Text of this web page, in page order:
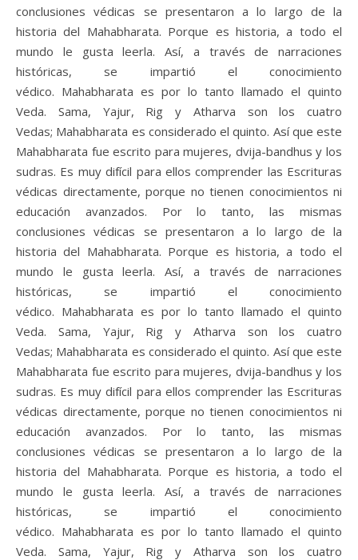
conclusiones védicas se presentaron a lo largo de la
historia del Mahabharata. Porque es historia, a todo el
mundo le gusta leerla. Así, a través de narraciones
históricas, se impartió el conocimiento
védico. Mahabharata es por lo tanto llamado el quinto
Veda. Sama, Yajur, Rig y Atharva son los cuatro
Vedas; Mahabharata es considerado el quinto. Así que este
Mahabharata fue escrito para mujeres, dvija-bandhus y los
sudras. Es muy difícil para ellos comprender las Escrituras
védicas directamente, porque no tienen conocimientos ni
educación avanzados. Por lo tanto, las mismas
conclusiones védicas se presentaron a lo largo de la
historia del Mahabharata. Porque es historia, a todo el
mundo le gusta leerla. Así, a través de narraciones
históricas, se impartió el conocimiento
védico. Mahabharata es por lo tanto llamado el quinto
Veda. Sama, Yajur, Rig y Atharva son los cuatro
Vedas; Mahabharata es considerado el quinto. Así que este
Mahabharata fue escrito para mujeres, dvija-bandhus y los
sudras. Es muy difícil para ellos comprender las Escrituras
védicas directamente, porque no tienen conocimientos ni
educación avanzados. Por lo tanto, las mismas
conclusiones védicas se presentaron a lo largo de la
historia del Mahabharata. Porque es historia, a todo el
mundo le gusta leerla. Así, a través de narraciones
históricas, se impartió el conocimiento
védico. Mahabharata es por lo tanto llamado el quinto
Veda. Sama, Yajur, Rig y Atharva son los cuatro